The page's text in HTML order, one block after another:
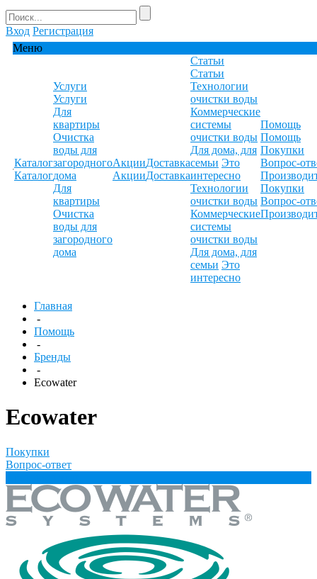
Вход Регистрация
Меню
Каталог
Каталог
Услуги
Услуги
Для
квартиры
Очистка
воды для
загородного
дома
Для
квартиры
Очистка
воды для
загородного
дома
Акции
Акции
Доставка
Доставка
Статьи
Статьи
Технологии
очистки воды
Коммерческие
системы
очистки воды
Для дома, для
семьи Это
интересно
Технологии
очистки воды
Коммерческие
системы
очистки воды
Для дома, для
семьи Это
интересно
Помощь
Помощь
Покупки
Вопрос-
Покупки
Вопрос-
Главная
-
Помощь
-
Бренды
-
Ecowater
Ecowater
Покупки
Вопрос-ответ